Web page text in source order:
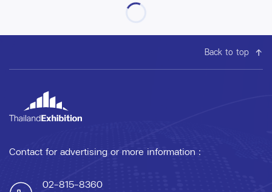
Back to top
Contact for advertising or more information :
02-815-8360